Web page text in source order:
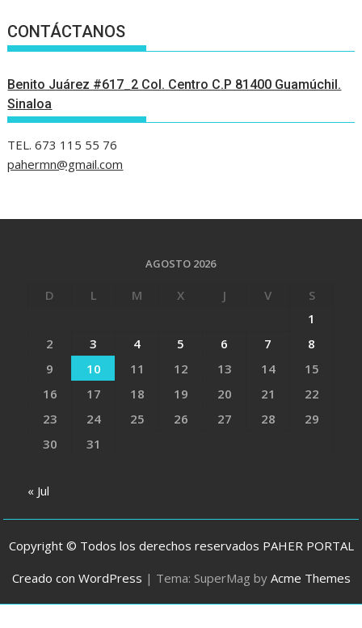
CONTÁCTANOS
Benito Juárez #617_2 Col. Centro C.P 81400 Guamúchil.
Sinaloa
TEL. 673 115 55 76
pahermn@gmail.com
AGOSTO 2026
D L M X J V
S
1
2
3 4 5 6 7
8
9
10 11 12 13 14
15
16
17 18 19 20 21
22
23
24 25 26 27 28
29
30
31
« Jul
Copyright © Todos los derechos reservados PAHER PORTAL
Creado con WordPress | Tema: SuperMag by Acme Themes